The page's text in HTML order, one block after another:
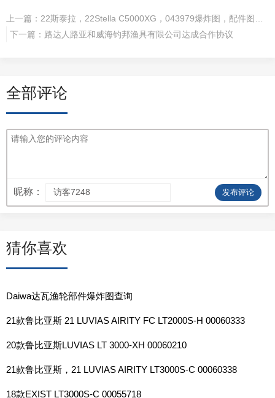
上一篇：
下一篇： 路达人路亚和威海钓邦渔具有限公司达成合作协议
全部评论
昵称： 发布评论
猜你喜欢
Daiwa达瓦渔轮部件爆炸图查询
21款鲁比亚斯 21 LUVIAS AIRITY FC LT2000S-H 00060333
20款鲁比亚斯LUVIAS LT 3000-XH 00060210
21款鲁比亚斯，21 LUVIAS AIRITY LT3000S-C 00060338
18款EXIST LT3000S-C 00055718